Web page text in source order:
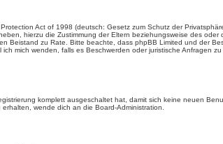
Act of 1998 (deutsch: Gesetz zum Schutz der
hierzu die Zustimmung der Eltern beziehungsweise des
Beistand zu Rate. Bitte beachte, dass phpBB Limited und der
mich wenden, falls es Beschwerden oder juristische Anfragen
komplett ausgeschaltet hat, damit sich keine neuen
wende dich an die Board-Administration.